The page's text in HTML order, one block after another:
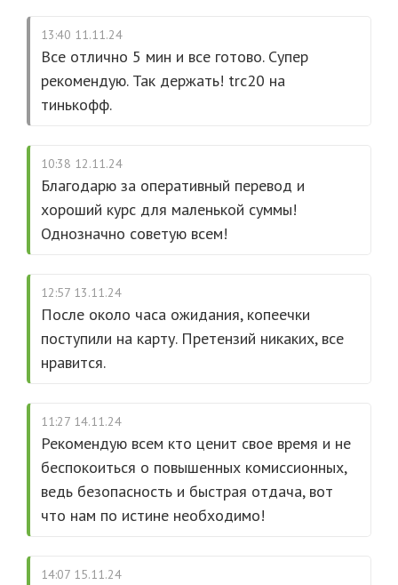
13:40 11.11.24
Все отлично 5 мин и все готово. Супер
рекомендую. Так держать! trc20 на
тинькофф.
10:38 12.11.24
Благодарю за оперативный перевод и
хороший курс для маленькой суммы!
Однозначно советую всем!
12:57 13.11.24
После около часа ожидания, копеечки
поступили на карту. Претензий никаких, все
нравится.
11:27 14.11.24
Рекомендую всем кто ценит свое время и не
беспокоиться о повышенных комиссионных,
ведь безопасность и быстрая отдача, вот
что нам по истине необходимо!
14:07 15.11.24